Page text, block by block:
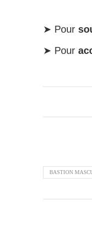
➤ Pour
➤ Pour
BASTION